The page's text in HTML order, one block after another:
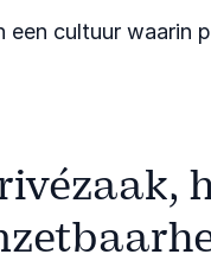
cultuur waarin